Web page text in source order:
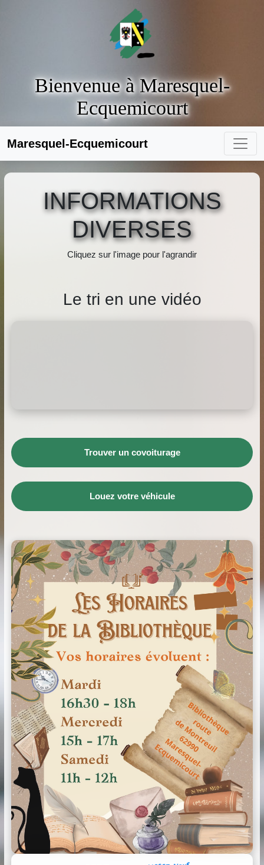
Bienvenue à Maresquel-
Ecquemicourt
Maresquel-Ecquemicourt
INFORMATIONS
DIVERSES
Cliquez sur l'image pour l'agrandir
Le tri en une vidéo
Trouver un covoiturage
Louez votre véhicule